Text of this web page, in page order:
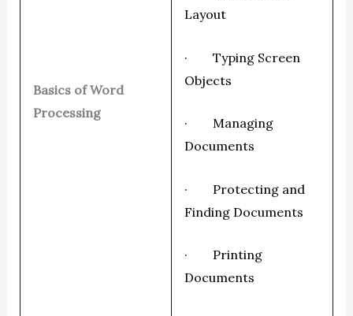
Basics of Word
Processing
Layout
· Typing Screen
Objects
· Managing
Documents
· Protecting and
Finding Documents
· Printing
Documents